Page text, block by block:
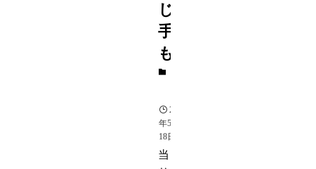
じ
手
も
2015
年5月
18日
当